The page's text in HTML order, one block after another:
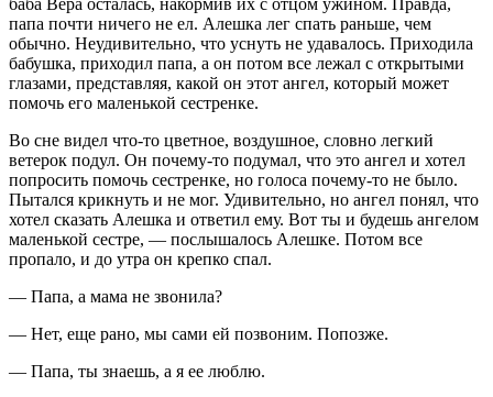
папа почти ничего не ел. Алешка лег спать раньше, чем
обычно. Неудивительно, что уснуть не удавалось. Приходила
бабушка, приходил папа, а он потом все лежал с открытыми
глазами, представляя, какой он этот ангел, который может
помочь его маленькой сестренке.
Во сне видел что-то цветное, воздушное, словно легкий
ветерок подул. Он почему-то подумал, что это ангел и хотел
попросить помочь сестренке, но голоса почему-то не было.
Пытался крикнуть и не мог. Удивительно, но ангел понял, что
хотел сказать Алешка и ответил ему. Вот ты и будешь ангелом
маленькой сестре, — послышалось Алешке. Потом все
пропало, и до утра он крепко спал.
— Папа, а мама не звонила?
— Нет, еще рано, мы сами ей позвоним. Попозже.
— Папа, ты знаешь, а я ее люблю.